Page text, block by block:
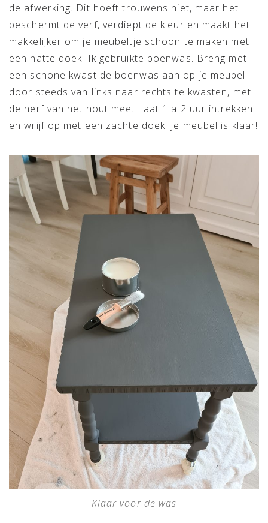
de afwerking. Dit hoeft trouwens niet, maar het
beschermt de verf, verdiept de kleur en maakt het
makkelijker om je meubeltje schoon te maken met
een natte doek. Ik gebruikte boenwas. Breng met
een schone kwast de boenwas aan op je meubel
door steeds van links naar rechts te kwasten, met
de nerf van het hout mee. Laat 1 a 2 uur intrekken
en wrijf op met een zachte doek. Je meubel is klaar!
Klaar voor de was